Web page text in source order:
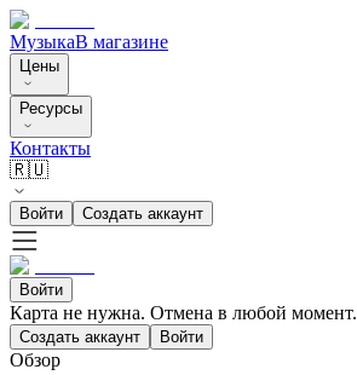
МузыкаВ магазине
Цены
Ресурсы
Контакты
🇷🇺
Войти Создать аккаунт
Войти
Карта не нужна. Отмена в любой момент.
Создать аккаунт Войти
Обзор